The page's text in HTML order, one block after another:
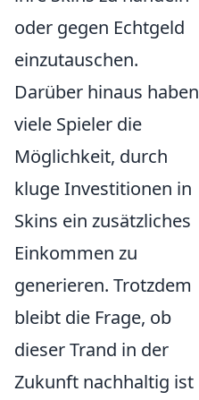
oder gegen Echtgeld
einzutauschen.
Darüber hinaus haben
viele Spieler die
Möglichkeit, durch
kluge Investitionen in
Skins ein zusätzliches
Einkommen zu
generieren. Trotzdem
bleibt die Frage, ob
dieser Trand in der
Zukunft nachhaltig ist